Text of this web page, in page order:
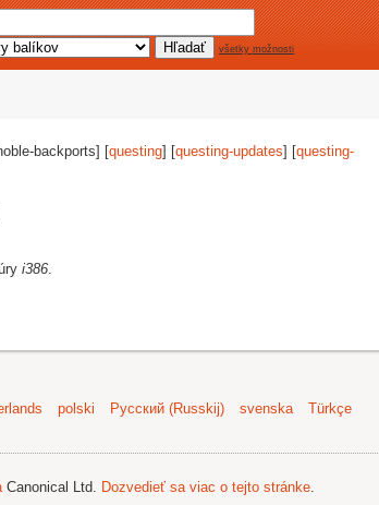
všetky možnosti
backports] [questing] [questing-updates] [questing-
i386.
polski Русский (Russkij) svenska
Türkçe
Canonical Ltd. Dozvedieť sa viac o tejto stránke.